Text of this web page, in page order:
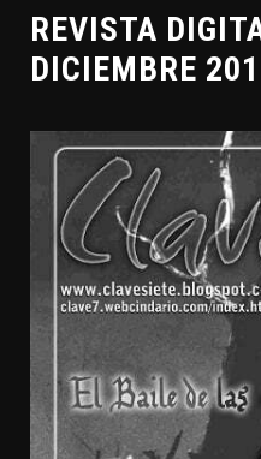
REVISTA
DICIEMBRE